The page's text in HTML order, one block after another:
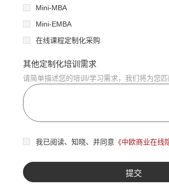
Mini-MBA
Mini-EMBA
在线课程定制化采购
其他定制化培训需求
请简单描述您的培训/学习需求，我们将为您
我已阅读、知晓、并同意 《中欧商业在线
提交